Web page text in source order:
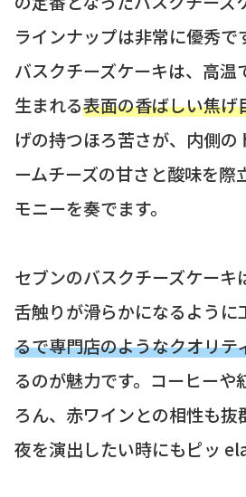
ラインナップは非常に優秀で
バスクチーズケーキは、高温
生まれる表面の香ばしい焦げ
げの持つほろ苦さが、内側の
ームチーズの甘さと酸味を際
モニーを奏でます。
セブンのバスクチーズケーキ
舌触りが滑らかになるように
るで専門店のようなクオリテ
るのが魅力です。コーヒーや
ろん、赤ワインとの相性も抜
夜を演出したい時にもピッ